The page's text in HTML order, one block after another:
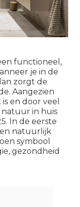
functioneel,
je in de
zorgt de
Aangezien
en door veel
natuur in huis
In de eerste
natuurlijk
symbool
gezondheid